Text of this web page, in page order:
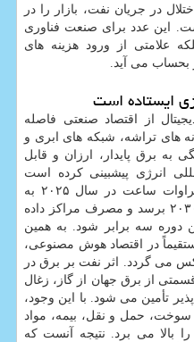
در جریان نفت، بازار را در
این عدد برای صنعت فناوری
علامتی از ورود هزینه های
بحساب می آید.
ایستاده است
از اقتصاد صنعتی فاصله
های تراشه، شبکه های ابری و
برق پایدار، ارزان و قابل
انرژی پیشبینی کرده است
مصرف برق مراکز داده از ۴۸۵ تراوات ساعت در سال ۲۰۲۵ به
حدود ۹۵۰ تراوات ساعت در سال ۲۰۳۰ برسد و مصرف مراکز داده
سه برابر شود. به همین
در اقتصاد هوش مصنوعی،
می گردد. اثر نفت بر برق در
از برق جهان از گاز، زغال
تأمین می شود. با این وجود،
حمل و نقل، بیمه، مواد
را بالا می برد. نتیجه آنست که